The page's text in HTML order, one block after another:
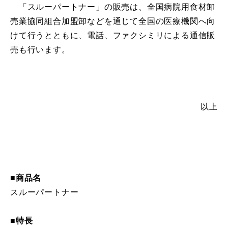
「スルーパートナー」の販売は、全国病院用食材卸
売業協同組合加盟卸などを通じて全国の医療機関へ向
けて行うとともに、電話、ファクシミリによる通信販
売も行います。
以上
■商品名
スルーパートナー
■特長